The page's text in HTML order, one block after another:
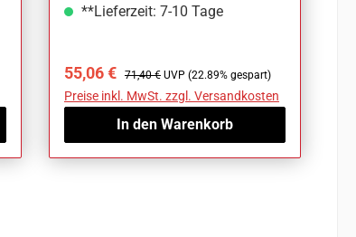
**Lieferzeit: 7-10 Tage
Verkaufspreis:
55,06 € Regulärer Preis:
71,40 € UVP (22.89% gespart)
Preise inkl. MwSt. zzgl. Versandkosten
In den Warenkorb